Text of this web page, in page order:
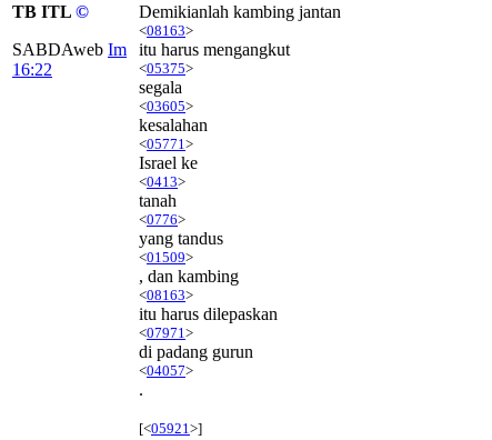
TB ITL ©
SABDAweb Im
16:22
Demikianlah kambing jantan
<08163>
itu harus mengangkut
<05375>
segala
<03605>
kesalahan
<05771 >
Israel ke
<0413>
tanah
<0776>
yang tandus
<01509>
, dan kambing
<08163>
itu harus dilepaskan
<07971 >
di padang gurun
<04057>
.
[<05921 >]